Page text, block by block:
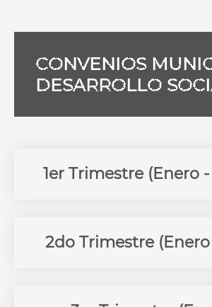
municipios
CONVENIOS
DESARROLLO
1er Trimestre (Enero
2do Trimestre